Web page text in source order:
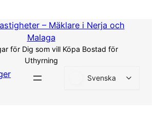
– Mäklare i Nerja och
Malaga
för Dig som vill Köpa Bostad för
Uthyrning
Svenska